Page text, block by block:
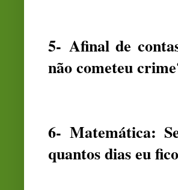
5- Afinal de
não cometeu
6- Matemática:
quantos dias eu